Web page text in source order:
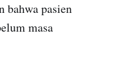
bahwa pasien
masa